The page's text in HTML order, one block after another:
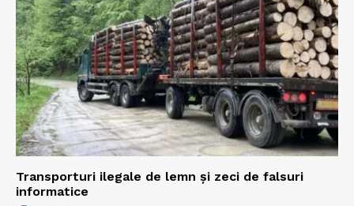
Transporturi ilegale de lemn și zeci de falsuri
informatice